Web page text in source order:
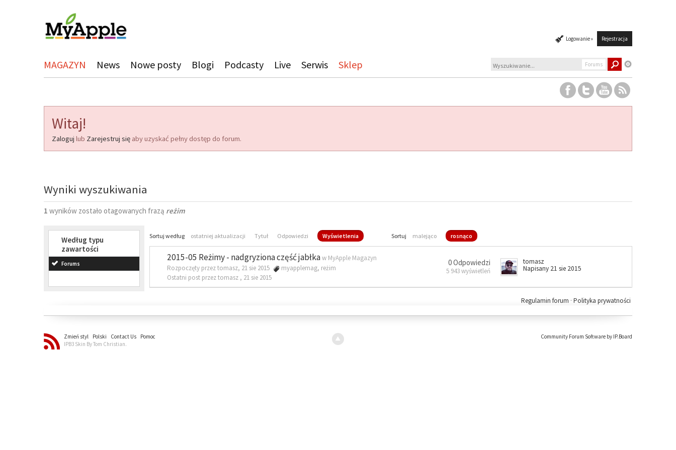
Logowanie » Rejestracja
MAGAZYN News Nowe posty Blogi Podcasty Live Serwis Sklep Forums
Witaj!
Zaloguj lub Zarejestruj się aby uzyskać pełny dostęp do forum.
Wyniki wyszukiwania
1 wyników zostało otagowanych frazą reżim
Według typu
zawartości
Forums
Sortuj według ostatniej aktualizacji Tytuł Odpowiedzi Wyświetlenia Sortuj malejąco rosnąco
2015-05 Reżimy - nadgryziona część jabłkaw MyApple Magazyn
Rozpoczęty przez tomasz, 21 sie 2015
myapplemag, reżim
Ostatni post przez tomasz , 21 sie 2015
0 Odpowiedzi
5 943 wyświetleń
tomasz
Napisany 21 sie 2015
Polityka prywatności
Regulamin forum ·
Zmień styl Polski Contact Us
Pomoc
IPB3 Skin By Tom Christian.
Community Forum Software by IP.Board